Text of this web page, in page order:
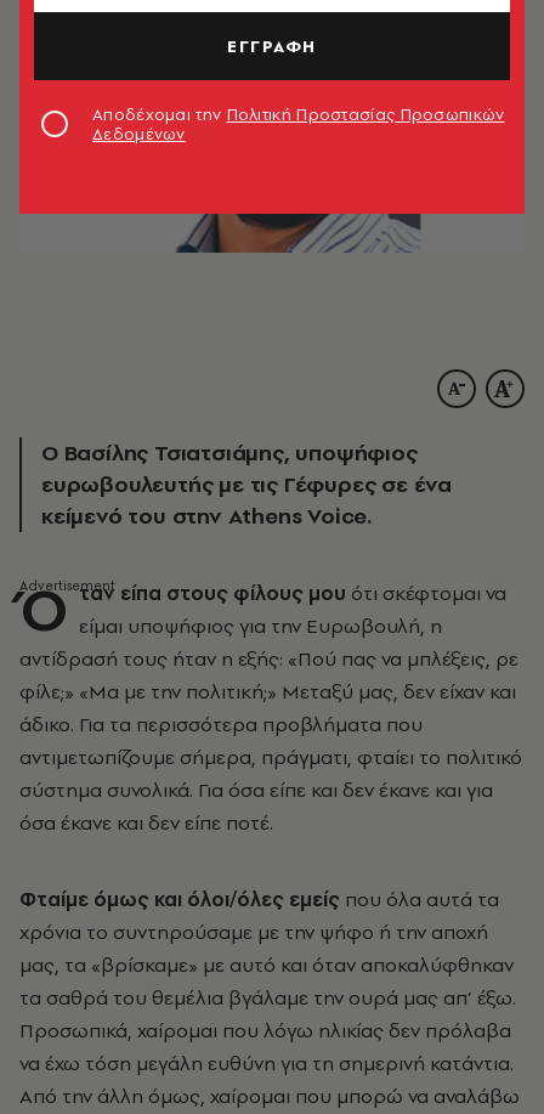
Ο Βασίλης Τσιατσιάμης, υποψήφιος
ευρωβουλευτής με τις Γέφυρες σε ένα
κείμενό του στην Athens Voice.
Ό ταν είπα στους φίλους μου ότι σκέφτομαι να
είμαι υποψήφιος για την Ευρωβουλή, η
αντίδρασή τους ήταν η εξής: «Πού πας να μπλέξεις, ρε
φίλε;» «Μα με την πολιτική;» Μεταξύ μας, δεν είχαν και
άδικο. Για τα περισσότερα προβλήματα που
αντιμετωπίζουμε σήμερα, πράγματι, φταίει το πολιτικό
σύστημα συνολικά. Για όσα είπε και δεν έκανε και για
όσα έκανε και δεν είπε ποτέ.
Φταίμε όμως και όλοι/όλες εμείς που όλα αυτά τα
χρόνια το συντηρούσαμε με την ψήφο ή την αποχή
μας, τα «βρίσκαμε» με αυτό και όταν αποκαλύφθηκαν
τα σαθρά του θεμέλια βγάλαμε την ουρά μας απ’ έξω.
Προσωπικά, χαίρομαι που λόγω ηλικίας δεν πρόλαβα
να έχω τόση μεγάλη ευθύνη για τη σημερινή κατάντια.
Από την άλλη όμως, χαίρομαι που μπορώ να αναλάβω
ΕΓΓΡΑΦΗ
Αποδέχομαι την Πολιτική Προστασίας Προσωπικών
Δεδομένων